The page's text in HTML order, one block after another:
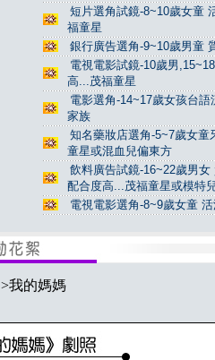
短片選角試鏡-8~10歲女童
福童星
銀行廣告選角-9~10歲男童
電視電影試鏡-10歲男
高...茂福童星
電影選角-14~17歲女孩台
家族
知名藥妝店選角-5~7歲女
童星或混血兒偏東方
飲料廣告試鏡-16~22歲男
配合度高...茂福童星或模特
電視電影選角-8~9歲女童
>我的媽媽